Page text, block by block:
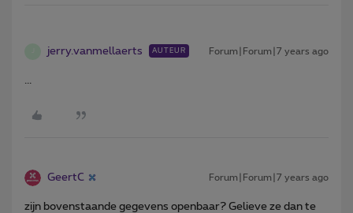
jerry.vanmellaerts AUTEUR Forum|Forum|7 years ago
GeertC Forum|Forum|7 years ago
zijn bovenstaande gegevens openbaar? Gelieve ze dan te